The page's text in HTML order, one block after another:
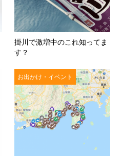
掛川で激増中のこれ知ってま
す？
お出かけ・イベント